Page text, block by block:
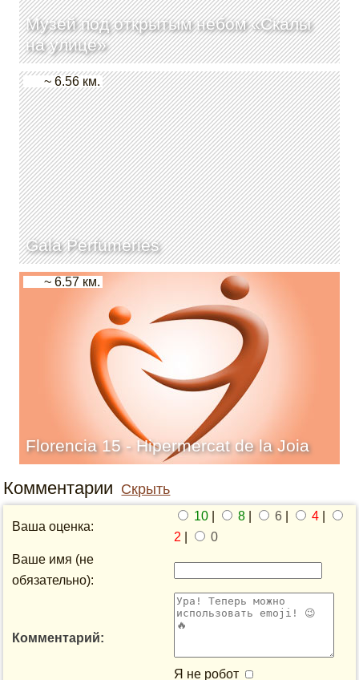
Музей под открытым небом «Скалы
на улице»
Gala Perfumeries
~ 6.56 км.
Florencia 15 - Hipermercat de la Joia
~ 6.57 км.
Комментарии Скрыть
Ваша оценка:
10 8 6 4
2
0
Ваше имя (не
обязательно):
Комментарий:
Я не робот